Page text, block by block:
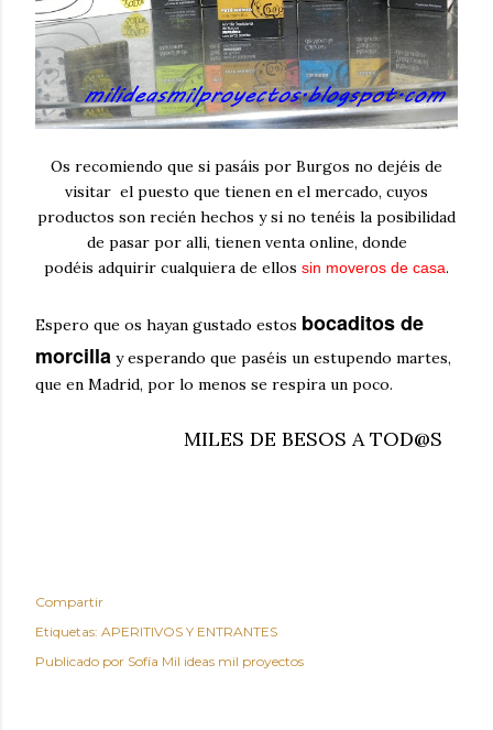
Os recomiendo que si pasáis por Burgos no dejéis de
visitar el puesto que tienen en el mercado, cuyos
productos son recién hechos y si no tenéis la posibilidad
de pasar por alli, tienen venta online, donde
podéis adquirir cualquiera de ellos sin moveros de casa.
Espero que os hayan gustado estos bocaditos de
morcilla y esperando que paséis un estupendo martes,
que en Madrid, por lo menos se respira un poco.
MILES DE BESOS A TOD@S
Compartir
Etiquetas: APERITIVOS Y ENTRANTES
Publicado por Sofía Mil ideas mil proyectos